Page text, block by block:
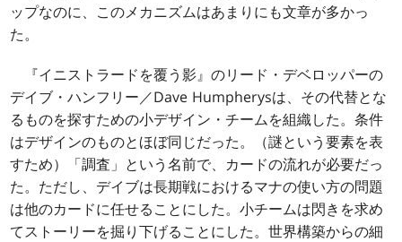
ップなのに、このメカニズムはあまりにも文章が多かっ
た。
『イニストラードを覆う影』のリード・デベロッパーの
デイブ・ハンフリー／Dave Humpherysは、その代替とな
るものを探すための小デザイン・チームを組織した。条件
はデザインのものとほぼ同じだった。（謎という要素を表
すため）「調査」という名前で、カードの流れが必要だっ
た。ただし、デイブは長期戦におけるマナの使い方の問題
は他のカードに任せることにした。小チームは閃きを求め
てストーリーを掘り下げることにした。世界構築からの細